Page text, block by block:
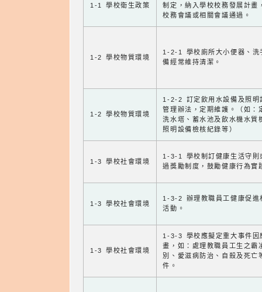
1-1 學校衛生政策
制定，納入學校校務發展計畫
校務會議或相關會議通過。
1-2 學校物質環境
1-2-1 學校廁所大小便器、洗
備經常維持清潔。
1-2 學校物質環境
1-2-2 訂定飲用水設備及照明
管理辦法，定期維護。（如：
洗水塔、蓄水池及飲水機水質
照明設備檢核紀錄等）
1-3 學校社會環境
1-3-1 學校制訂健康生活守則
過獎勵制度，鼓勵健康行為實
1-3 學校社會環境
1-3-2 辦理教職員工健康促進
活動。
1-3 學校社會環境
1-3-3 學校應擬定重大事件因
畫，如：處理教職員工生之霸
別、愛滋病防治、自殺及死亡
件。